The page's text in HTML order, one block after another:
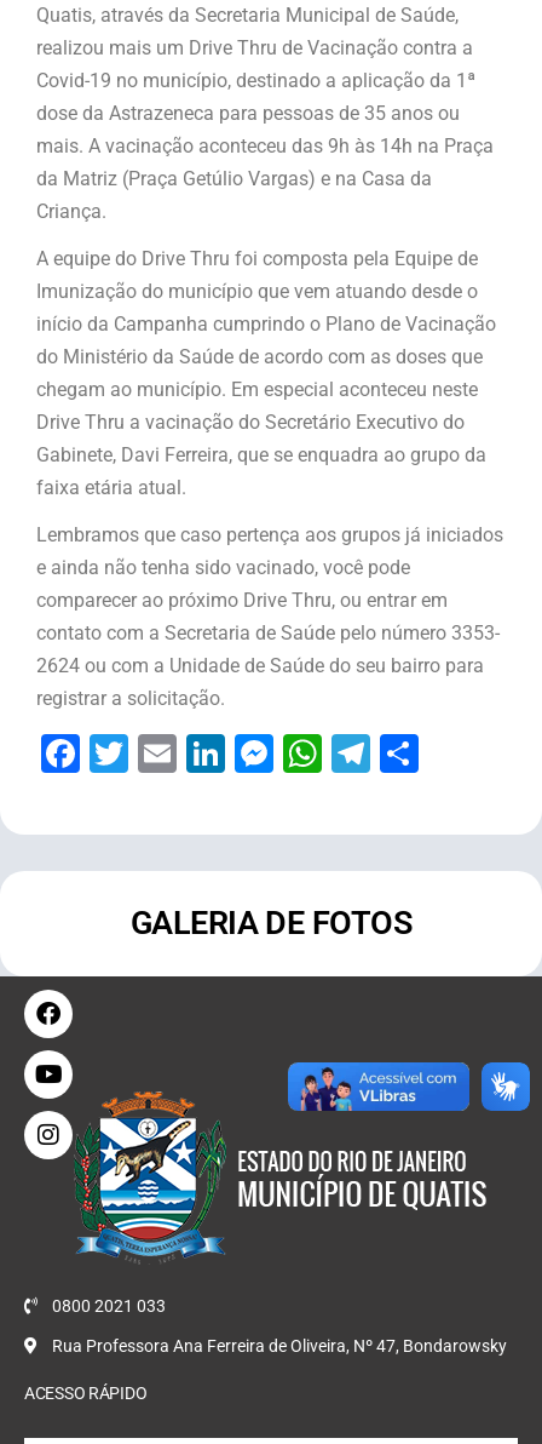
Quatis, através da Secretaria Municipal de Saúde,
realizou mais um Drive Thru de Vacinação contra a
Covid-19 no município, destinado a aplicação da 1ª
dose da Astrazeneca para pessoas de 35 anos ou
mais. A vacinação aconteceu das 9h às 14h na Praça
da Matriz (Praça Getúlio Vargas) e na Casa da
Criança.
A equipe do Drive Thru foi composta pela Equipe de
Imunização do município que vem atuando desde o
início da Campanha cumprindo o Plano de Vacinação
do Ministério da Saúde de acordo com as doses que
chegam ao município. Em especial aconteceu neste
Drive Thru a vacinação do Secretário Executivo do
Gabinete, Davi Ferreira, que se enquadra ao grupo da
faixa etária atual.
Lembramos que caso pertença aos grupos já iniciados
e ainda não tenha sido vacinado, você pode
comparecer ao próximo Drive Thru, ou entrar em
contato com a Secretaria de Saúde pelo número 3353-
2624 ou com a Unidade de Saúde do seu bairro para
registrar a solicitação.
Facebook
Twitter
EmailLinkedIn
Messenger
WhatsApp
Telegram
GALERIA DE FOTOS
0800 2021 033
Rua Professora Ana Ferreira de Oliveira, Nº 47, Bondarowsky
ACESSO RÁPIDO